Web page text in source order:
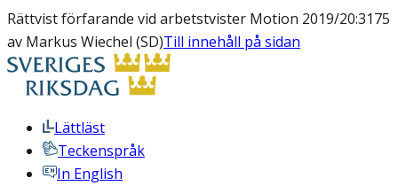
Rättvist förfarande vid arbetstvister Motion 2019/20:3175
av Markus Wiechel (SD)Till innehåll på sidan
Lättläst
Teckenspråk
In English